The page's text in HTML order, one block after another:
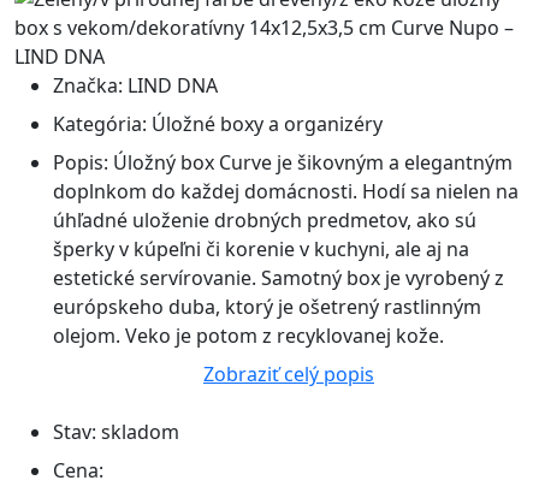
Značka: LIND DNA
Kategória: Úložné boxy a organizéry
Popis: Úložný box Curve je šikovným a elegantným
doplnkom do každej domácnosti. Hodí sa nielen na
úhľadné uloženie drobných predmetov, ako sú
šperky v kúpeľni či korenie v kuchyni, ale aj na
estetické servírovanie. Samotný box je vyrobený z
európskeho duba, ktorý je ošetrený rastlinným
olejom. Veko je potom z recyklovanej kože.
Zobraziť celý popis
Stav: skladom
Cena: